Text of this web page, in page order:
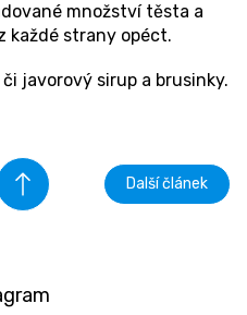
množství těsta a
každé strany opéct.
javorový sirup a brusinky.
Další článek